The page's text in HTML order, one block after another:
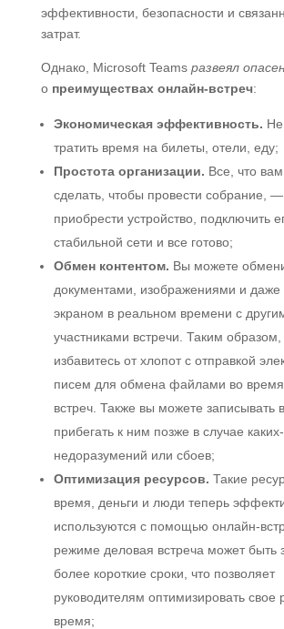
эффективности, безопасности и
затрат.
Однако, Microsoft Teams развеял
о преимуществах онлайн-встреч:
Экономическая эффективность.
тратить время на билеты, отели, еду;
Простота организации. Все, что
сделать, чтобы провести собрание, —
приобрести устройство, подключить
стабильной сети и все готово;
Обмен контентом. Вы можете
документами, изображениями и даже
экраном в реальном времени с
участниками встречи. Таким
избавитесь от хлопот с отправкой
писем для обмена файлами во время
встреч. Также вы можете записывать
прибегать к ним позже в случае
недоразумений или сбоев;
Оптимизация ресурсов. Такие
время, деньги и люди теперь
используются с помощью онлайн-
режиме деловая встреча может быть
более короткие сроки, что позволяет
руководителям оптимизировать свое
время;